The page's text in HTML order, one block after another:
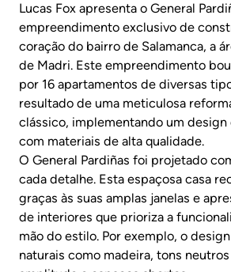
Lucas Fox apresenta o General
empreendimento exclusivo de
coração do bairro de Salamanca, a
de Madri. Este empreendimento
por 16 apartamentos de diversas
resultado de uma meticulosa
clássico, implementando um design
com materiais de alta qualidade.
O General Pardiñas foi projetado
cada detalhe. Esta espaçosa casa
graças às suas amplas janelas e
de interiores que prioriza a
mão do estilo. Por exemplo, o
naturais como madeira, tons